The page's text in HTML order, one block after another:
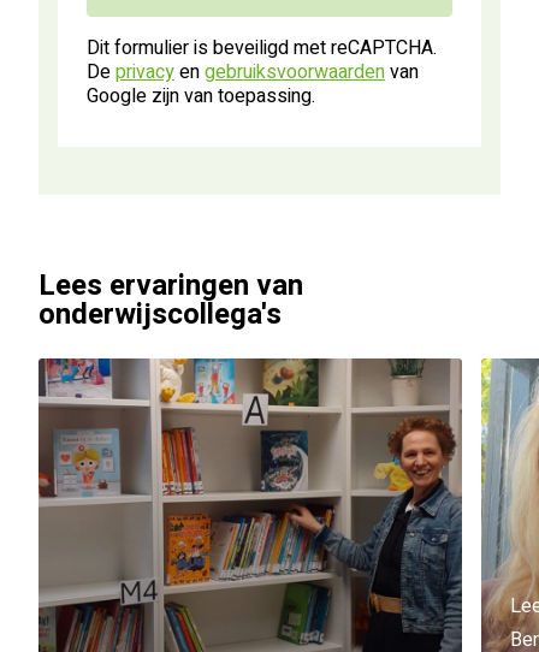
Dit formulier is beveiligd met reCAPTCHA.
Deprivacyengebruiksvoorwaardenvan
Google zijn van toepassing.
Lees ervaringen van
onderwijscollega's